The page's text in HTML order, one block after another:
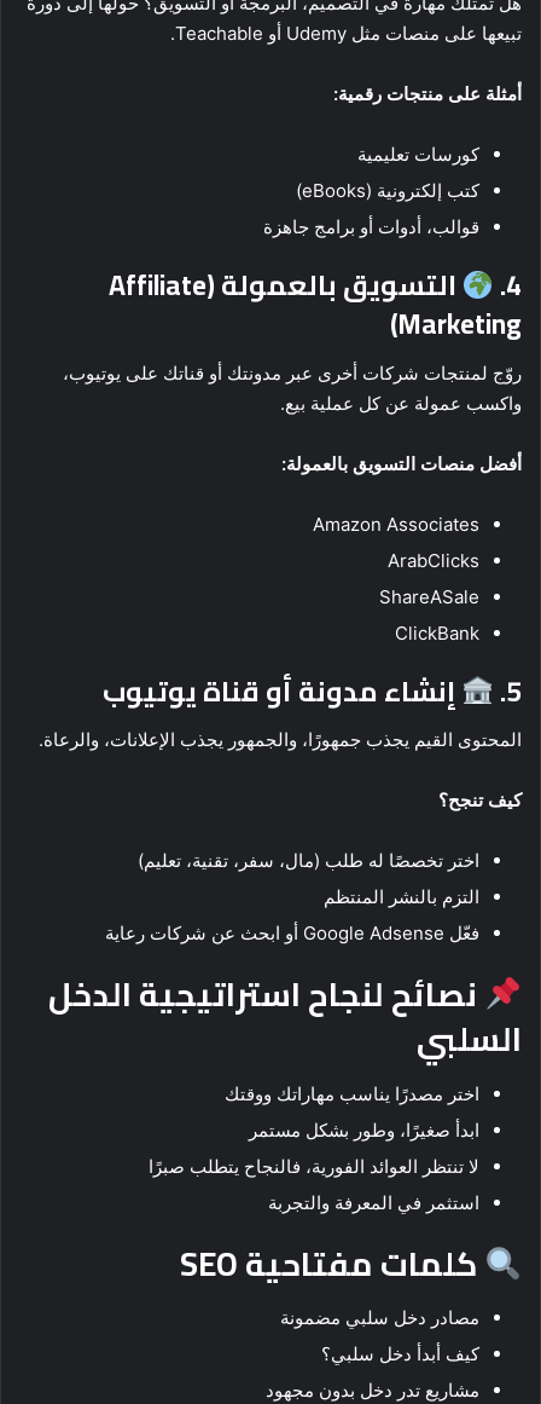
تبيعها على منصات مثل Udemy أو Teachable.
أمثلة على منتجات رقمية:
كورسات تعليمية
كتب إلكترونية (eBooks)
قوالب، أدوات أو برامج جاهزة
4. التسويق بالعمولة (Affiliate
Marketing)
روّج لمنتجات شركات أخرى عبر مدونتك أو قناتك على يوتيوب،
واكسب عمولة عن كل عملية بيع.
أفضل منصات التسويق بالعمولة:
Amazon Associates
ArabClicks
ShareASale
ClickBank
5. إنشاء مدونة أو قناة يوتيوب
المحتوى القيم يجذب جمهورًا، والجمهور يجذب الإعلانات، والرعاة.
كيف تنجح؟
اختر تخصصًا له طلب (مال، سفر، تقنية، تعليم)
التزم بالنشر المنتظم
فعّل Google Adsense أو ابحث عن شركات رعاية
نصائح لنجاح استراتيجية الدخل
السلبي
اختر مصدرًا يناسب مهاراتك ووقتك
ابدأ صغيرًا، وطور بشكل مستمر
لا تنتظر العوائد الفورية، فالنجاح يتطلب صبرًا
استثمر في المعرفة والتجربة
كلمات مفتاحية SEO
مصادر دخل سلبي مضمونة
كيف أبدأ دخل سلبي؟
مشاريع تدر دخل بدون مجهود